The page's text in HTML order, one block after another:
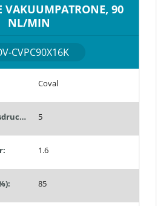
VAKUUMPATRONE, 90
NL/MIN
CVPC90X16K
Coval
Optimaler Betriebsdruck (bar): 5
1.6
85